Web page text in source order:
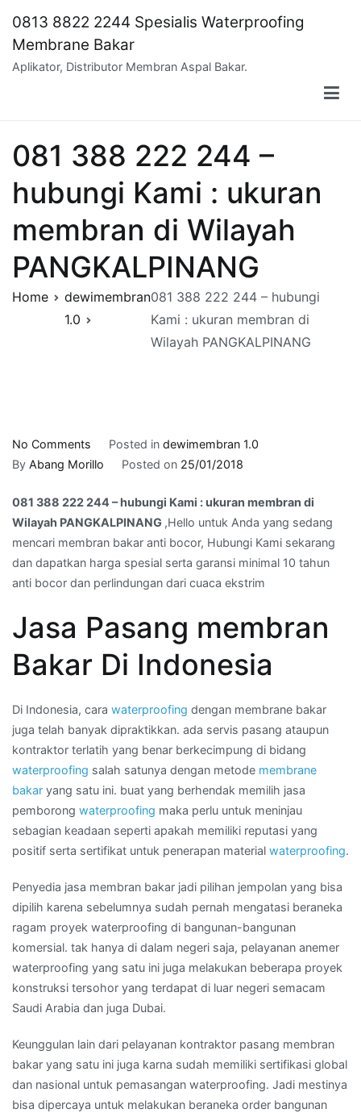
content
0813 8822 2244 Spesialis Waterproofing
Membrane Bakar
Aplikator, Distributor Membran Aspal Bakar.
081 388 222 244 –
hubungi Kami : ukuran
membran di Wilayah
PANGKALPINANG
Home
dewimembran
1.0
081 388 222 244 – hubungi
Kami : ukuran membran di
Wilayah PANGKALPINANG
No Comments
081
222
244
–
hubungi
Kami
ukuran
di
PANGKALPINANG
Posted in dewimembran 1.0
By Abang Morillo Posted on 25/01/2018
081 388 222 244 – hubungi Kami : ukuran membran di
Wilayah PANGKALPINANG ,Hello untuk Anda yang sedang
mencari membran bakar anti bocor, Hubungi Kami sekarang
dan dapatkan harga spesial serta garansi minimal 10 tahun
anti bocor dan perlindungan dari cuaca ekstrim
Jasa Pasang membran
Bakar Di Indonesia
Di Indonesia, cara waterproofing dengan membrane bakar
juga telah banyak dipraktikkan. ada servis pasang ataupun
kontraktor terlatih yang benar berkecimpung di bidang
waterproofing salah satunya dengan metode membrane
bakar yang satu ini. buat yang berhendak memilih jasa
pemborong waterproofing maka perlu untuk meninjau
sebagian keadaan seperti apakah memiliki reputasi yang
positif serta sertifikat untuk penerapan material waterproofing.
Penyedia jasa membran bakar jadi pilihan jempolan yang bisa
dipilih karena sebelumnya sudah pernah mengatasi beraneka
ragam proyek waterproofing di bangunan-bangunan
komersial. tak hanya di dalam negeri saja, pelayanan anemer
waterproofing yang satu ini juga melakukan beberapa proyek
konstruksi tersohor yang terdapat di luar negeri semacam
Saudi Arabia dan juga Dubai.
Keunggulan lain dari pelayanan kontraktor pasang membran
bakar yang satu ini juga karna sudah memiliki sertifikasi global
dan nasional untuk pemasangan waterproofing. Jadi mestinya
bisa dipercaya untuk melakukan beraneka order bangunan